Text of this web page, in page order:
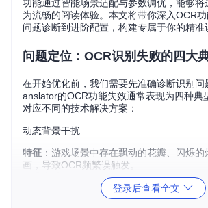
功能通过智能场景适配与参数调优，能够将
为流畅的阅读体验。本文将带你深入OCR
问题诊断到进阶配置，构建专属于你的精准
问题定位：OCR识别失败的四大
在开始优化前，我们需要先准确诊断识别
anslator的OCR功能失效通常表现为四种典
对应不同的技术解决方案：
动态背景干扰
特征 ：游戏场景中存在飘动的花瓣、闪烁
画，导致OCR频繁误触发。
：图像差分算法对动态像素变化过
区域的变动识别为文本更新。
：在「OCR设置-调试模式」中勾
登录后查看全文